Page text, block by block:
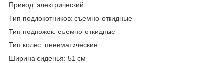
Привод: электрический
Тип подлокотников: съемно-откидные
Тип подножек: съемно-откидные
Тип колес: пневматические
Ширина сиденья: 51 см